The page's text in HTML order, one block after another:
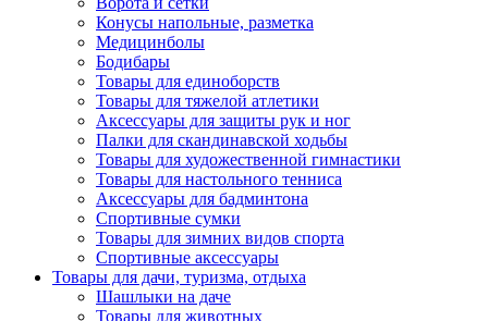
Конусы напольные, разметка
Медицинболы
Бодибары
Товары для единоборств
Товары для тяжелой атлетики
Аксессуары для защиты рук и ног
Палки для скандинавской ходьбы
Товары для художественной гимнастики
Товары для настольного тенниса
Аксессуары для бадминтона
Спортивные сумки
Товары для зимних видов спорта
Спортивные аксессуары
Товары для дачи, туризма, отдыха
Шашлыки на даче
Товары для животных